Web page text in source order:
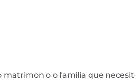
o familia que